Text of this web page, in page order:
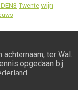
Twente wijn
ter Wal.
opgedaan bij
. . .